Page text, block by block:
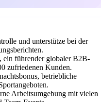
und unterstütze bei der
führender globaler B2B-
zufriedenen Kunden.
betriebliche
Arbeitsumgebung mit vielen